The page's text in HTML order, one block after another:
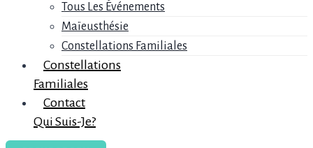
Tous Les Événements
Maïeusthésie
Constellations Familiales
Constellations
Familiales
Contact
Qui Suis-Je?